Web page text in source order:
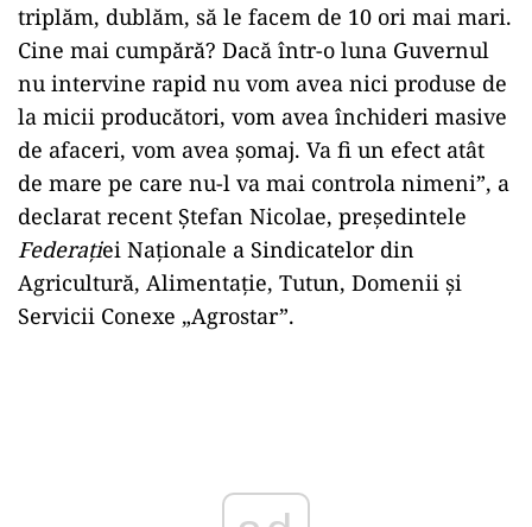
triplăm, dublăm, să le facem de 10 ori mai mari.
Cine mai cumpără? Dacă într-o luna Guvernul
nu intervine rapid nu vom avea nici produse de
la micii producători, vom avea închideri masive
de afaceri, vom avea șomaj. Va fi un efect atât
de mare pe care nu-l va mai controla nimeni”, a
declarat recent Ștefan Nicolae, președintele
Federaţiei Naţionale a Sindicatelor din
Agricultură, Alimentaţie, Tutun, Domenii şi
Servicii Conexe „Agrostar”.